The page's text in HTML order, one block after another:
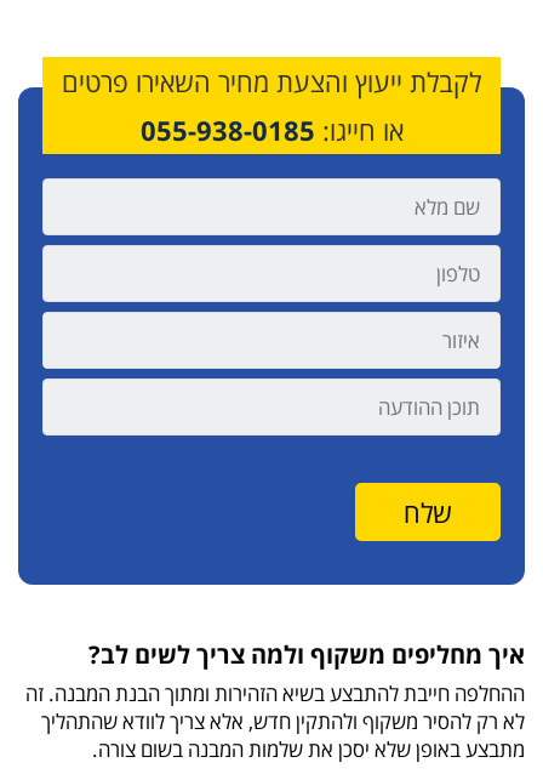
לקבלת ייעוץ והצעת מחיר השאירו פרטים
או חייגו: 055-938-0185
איך מחליפים משקוף ולמה צריך לשים לב?
ההחלפה חייבת להתבצע בשיא הזהירות ומתוך הבנת המבנה. זה
לא רק להסיר משקוף ולהתקין חדש, אלא צריך לוודא שהתהליך
מתבצע באופן שלא יסכן את שלמות המבנה בשום צורה.